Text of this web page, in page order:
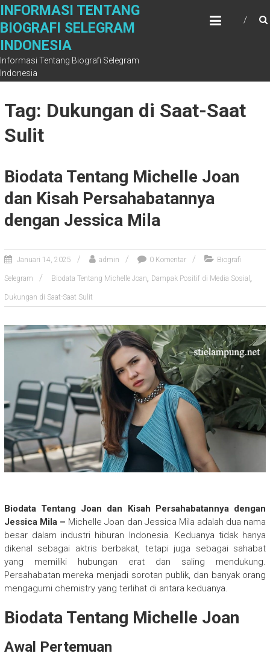
Skip
content
INFORMASI TENTANG
BIOGRAFI SELEGRAM
INDONESIA
Informasi Tentang Biografi Selegram
Indonesia
Tag: Dukungan di Saat-Saat
Sulit
Biodata Tentang Michelle Joan
dan Kisah Persahabatannya
dengan Jessica Mila
Januari 14, 2025 admin 0 Komentar Biografi
Selegram Biodata Tentang Michelle Joan, Dampak Positif di Media Sosial ,
Dukungan di Saat-Saat Sulit
Biodata Tentang Joan dan Kisah Persahabatannya dengan
Jessica Mila – Michelle Joan dan Jessica Mila adalah dua nama
besar dalam industri hiburan Indonesia. Keduanya tidak hanya
dikenal sebagai aktris berbakat, tetapi juga sebagai sahabat
yang memiliki hubungan erat dan saling mendukung.
Persahabatan mereka menjadi sorotan publik, dan banyak orang
mengagumi chemistry yang terlihat di antara keduanya.
Biodata Tentang Michelle Joan
Awal Pertemuan